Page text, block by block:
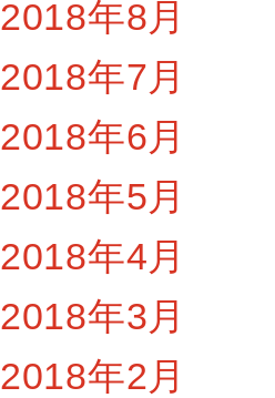
2018年8月
2018年7月
2018年6月
2018年5月
2018年4月
2018年3月
2018年2月